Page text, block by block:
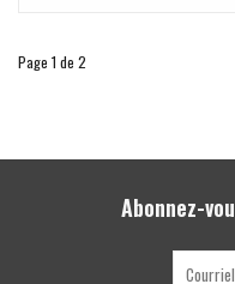
Page 1 de 2
Abonnez-